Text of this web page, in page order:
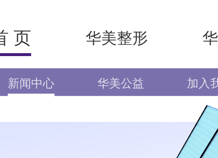
页 华美整形
新闻中心 华美公益 加入